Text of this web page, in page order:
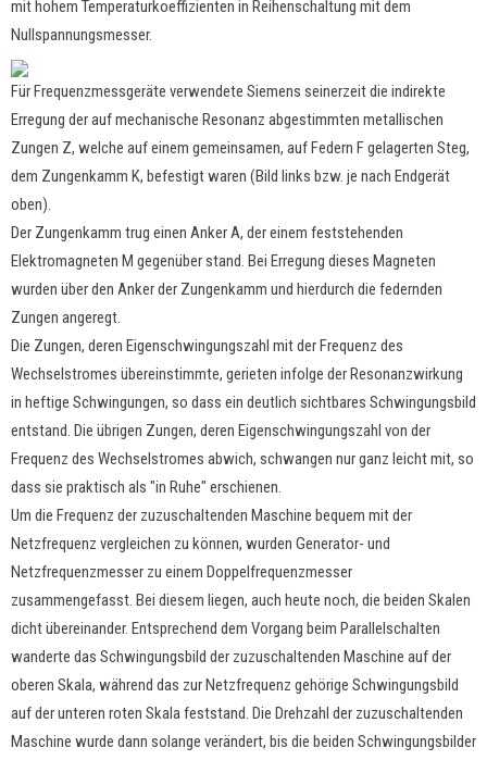
mit hohem Temperaturkoeffizienten in Reihenschaltung mit dem
Nullspannungsmesser.
Für Frequenzmessgeräte verwendete Siemens seinerzeit die indirekte
Erregung der auf mechanische Resonanz abgestimmten metallischen
Zungen Z, welche auf einem gemeinsamen, auf Federn F gelagerten Steg,
dem Zungenkamm K, befestigt waren (Bild links bzw. je nach Endgerät
oben).
Der Zungenkamm trug einen Anker A, der einem feststehenden
Elektromagneten M gegenüber stand. Bei Erregung dieses Magneten
wurden über den Anker der Zungenkamm und hierdurch die federnden
Zungen angeregt.
Die Zungen, deren Eigenschwingungszahl mit der Frequenz des
Wechselstromes übereinstimmte, gerieten infolge der Resonanzwirkung
in heftige Schwingungen, so dass ein deutlich sichtbares Schwingungsbild
entstand. Die übrigen Zungen, deren Eigenschwingungszahl von der
Frequenz des Wechselstromes abwich, schwangen nur ganz leicht mit, so
dass sie praktisch als "in Ruhe" erschienen.
Um die Frequenz der zuzuschaltenden Maschine bequem mit der
Netzfrequenz vergleichen zu können, wurden Generator- und
Netzfrequenzmesser zu einem Doppelfrequenzmesser
zusammengefasst. Bei diesem liegen, auch heute noch, die beiden Skalen
dicht übereinander. Entsprechend dem Vorgang beim Parallelschalten
wanderte das Schwingungsbild der zuzuschaltenden Maschine auf der
oberen Skala, während das zur Netzfrequenz gehörige Schwingungsbild
auf der unteren roten Skala feststand. Die Drehzahl der zuzuschaltenden
Maschine wurde dann solange verändert, bis die beiden Schwingungsbilder